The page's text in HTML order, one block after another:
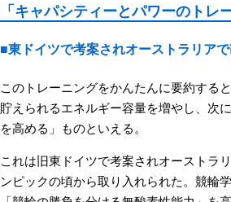
「キャパシティーとパワーのトレ
■東ドイツで考案されオーストラリア
このトレーニングをかんたんに要約する
貯えられるエネルギー容量を増やし、次
を高める」ものといえる。
これは旧東ドイツで考案されオーストラ
ンピックの頃から取り入れられた。競輪